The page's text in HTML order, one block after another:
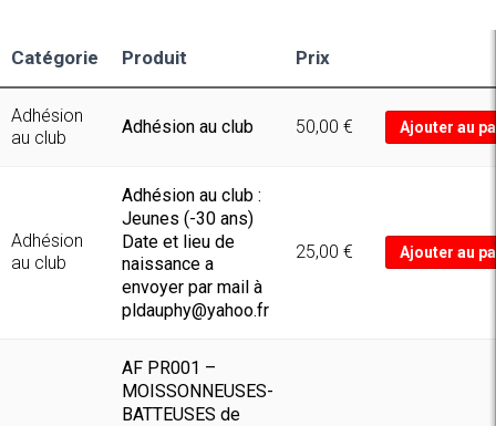
Affiches et prospectus
Gadgets et vêtements
Manuels d'utilisation
Manuels de réparation
Catégorie Produit Prix
Adhésion
au club
Adhésion au club 50,00 € Ajouter au
Adhésion
au club
Adhésion au club :
Jeunes (-30 ans)
Date et lieu de
naissance a
envoyer par mail à
pldauphy@yahoo.fr
25,00 € Ajouter au
AF PR001 –
MOISSONNEUSES-
BATTEUSES de